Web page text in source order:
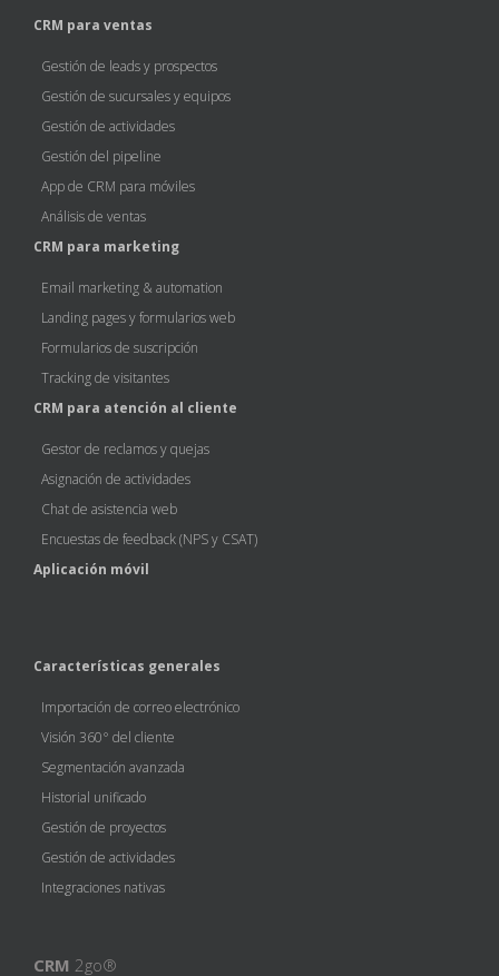
CRM para ventas
Gestión de leads y prospectos
Gestión de sucursales y equipos
Gestión de actividades
Gestión del pipeline
App de CRM para móviles
Análisis de ventas
CRM para marketing
Email marketing & automation
Landing pages y formularios web
Formularios de suscripción
Tracking de visitantes
CRM para atención al cliente
Gestor de reclamos y quejas
Asignación de actividades
Chat de asistencia web
Encuestas de feedback (NPS y CSAT)
Aplicación móvil
Características generales
Importación de correo electrónico
Visión 360° del cliente
Segmentación avanzada
Historial unificado
Gestión de proyectos
Gestión de actividades
Integraciones nativas
CRM 2go®